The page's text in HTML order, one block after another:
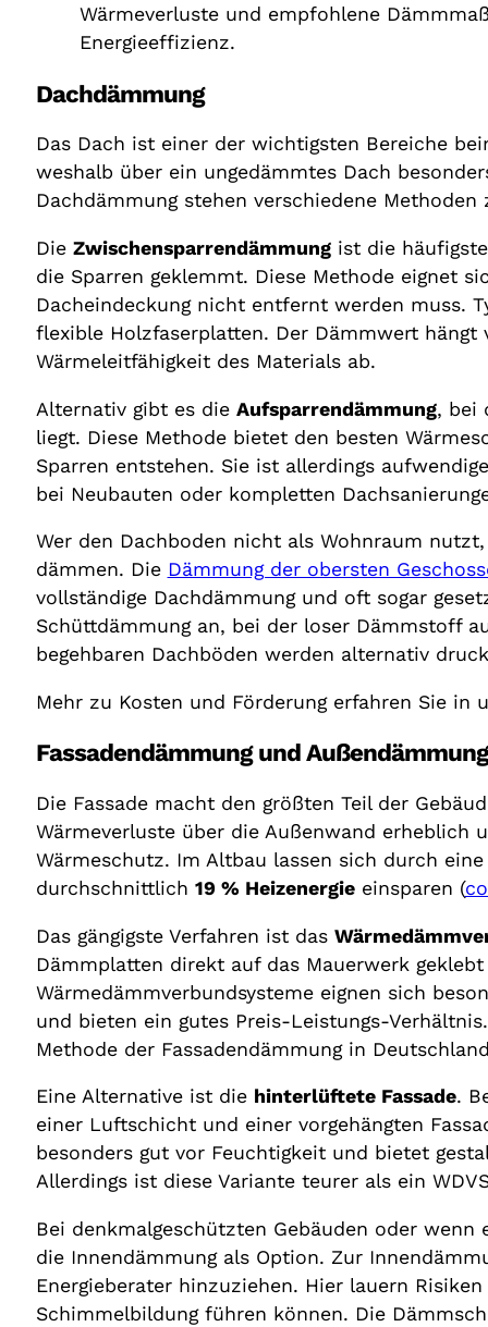
Dachdämmung
Das Dach ist einer der wichtigsten Bereiche
weshalb über ein ungedämmtes Dach
Dachdämmung stehen verschiedene Methoden
Die Zwischensparrendämmungist die
die Sparren geklemmt. Diese Methode eignet
Dacheindeckung nicht entfernt werden muss.
flexible Holzfaserplatten. Der Dämmwert
Wärmeleitfähigkeit des Materials ab.
Alternativ gibt es die Aufsparrendämmung, bei
liegt. Diese Methode bietet den besten
Sparren entstehen. Sie ist allerdings
bei Neubauten oder kompletten
Wer den Dachboden nicht als Wohnraum
dämmen. Die Dämmung der obersten
vollständige Dachdämmung und oft sogar
Schüttdämmung an, bei der loser Dämmstoff
begehbaren Dachböden werden alternativ
Mehr zu Kosten und Förderung erfahren Sie in
Fassadendämmung und Außendämmung
Die Fassade macht den größten Teil der
Wärmeverluste über die Außenwand erheblich
Wärmeschutz. Im Altbau lassen sich durch
durchschnittlich 19 % Heizenergieeinsparen (
Das gängigste Verfahren ist das
Dämmplatten direkt auf das Mauerwerk
Wärmedämmverbundsysteme eignen sich
und bieten ein gutes Preis-Leistungs-
Methode der Fassadendämmung in
Eine Alternative ist die hinterlüftete Fassade.
einer Luftschicht und einer vorgehängten
besonders gut vor Feuchtigkeit und bietet
Allerdings ist diese Variante teurer als ein
Bei denkmalgeschützten Gebäuden oder
die Innendämmung als Option. Zur
Energieberater hinzuziehen. Hier lauern
Schimmelbildung führen können. Die